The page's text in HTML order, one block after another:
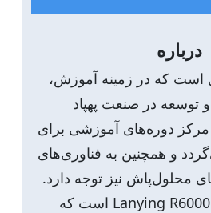
درباره
است که در زمینه آموزش،
توسعه در صنعت پهپاد
مرکز دوره‌های آموزشی برای
و همچنین به فناوری‌های
محلول‌پاش نیز توجه دارد.
یک نمونه از پهپادها، Lanying R6000 است که